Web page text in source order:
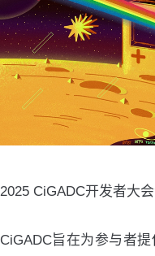
2025 CiGADC开发者大
CiGADC旨在为参与者